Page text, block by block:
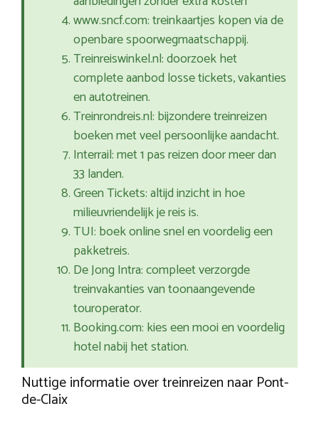
www.sncf.com: treinkaartjes kopen via de
openbare spoorwegmaatschappij.
Treinreiswinkel.nl: doorzoek het
complete aanbod losse tickets, vakanties
en autotreinen.
Treinrondreis.nl: bijzondere treinreizen
boeken met veel persoonlijke aandacht.
Interrail: met 1 pas reizen door meer dan
33 landen.
Green Tickets: altijd inzicht in hoe
milieuvriendelijk je reis is.
TUI: boek online snel en voordelig een
pakketreis.
De Jong Intra: compleet verzorgde
treinvakanties van toonaangevende
touroperator.
Booking.com: kies een mooi en voordelig
hotel nabij het station.
Nuttige informatie over treinreizen naar Pont-
de-Claix